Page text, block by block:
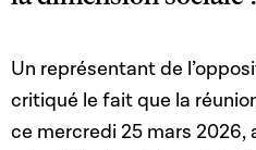
Un représentant de
critiqué le fait que la
ce mercredi 25 mars 2026,